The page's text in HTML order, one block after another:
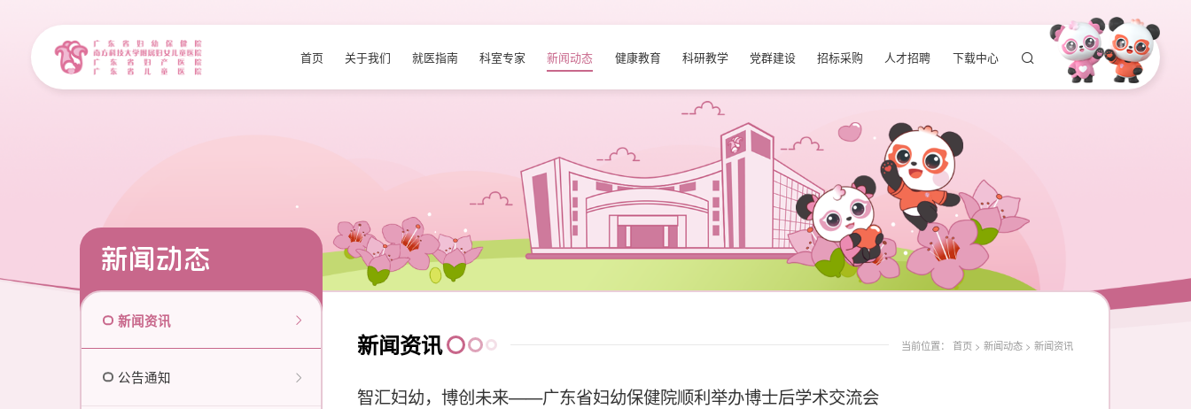
首页 关于我们 就医指南 科室专家 新闻动态 健康教育 科研教学 党群建设 招标采购 人才招聘 下载中心
新闻资讯
公告通知
新闻动态
新闻资讯 当前位置： 首页 >新闻动态 >新闻资讯
智汇妇幼，博创未来——广东省妇幼保健院顺利举办博士后学术交流会